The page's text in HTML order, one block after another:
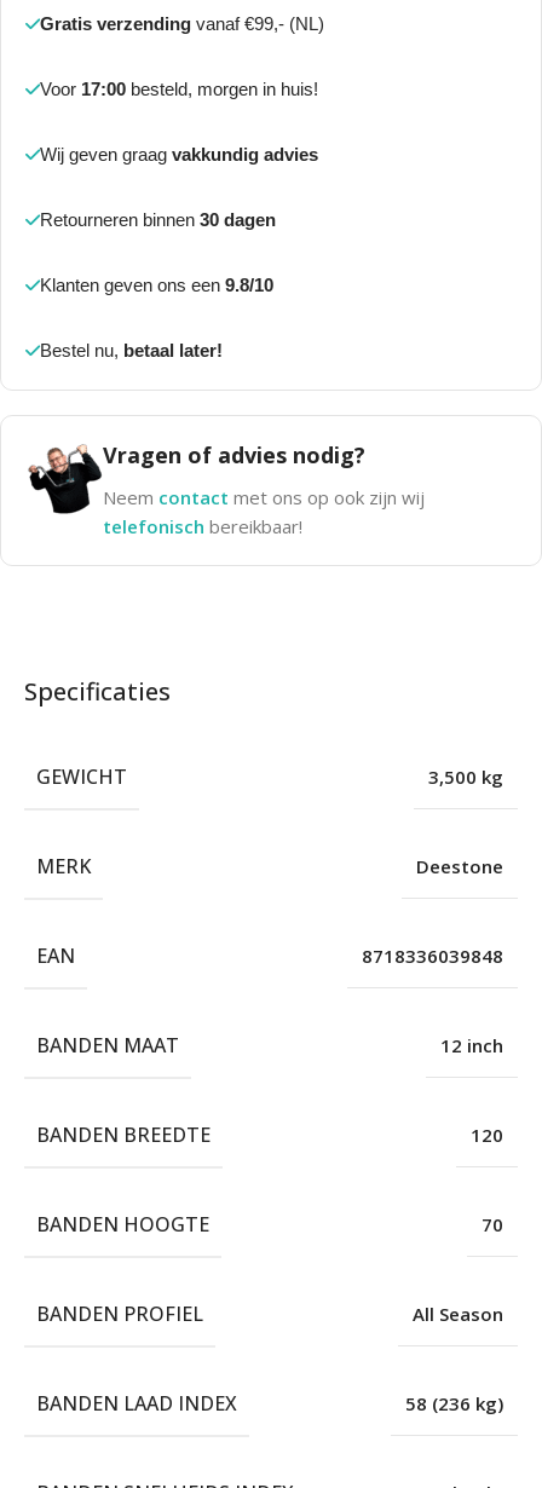
Gratis verzending vanaf €99,- (NL)
Voor 17:00 besteld, morgen in huis!
Wij geven graag vakkundig advies
Retourneren binnen 30 dagen
Klanten geven ons een 9.8/10
Bestel nu, betaal later!
Vragen of advies nodig?
Neem contact met ons op ook zijn wij
telefonisch bereikbaar!
Specificaties
GEWICHT 3,500 kg
MERK Deestone
EAN 8718336039848
BANDEN MAAT 12 inch
BANDEN BREEDTE 120
BANDEN HOOGTE 70
BANDEN PROFIEL All Season
BANDEN LAAD INDEX 58 (236 kg)